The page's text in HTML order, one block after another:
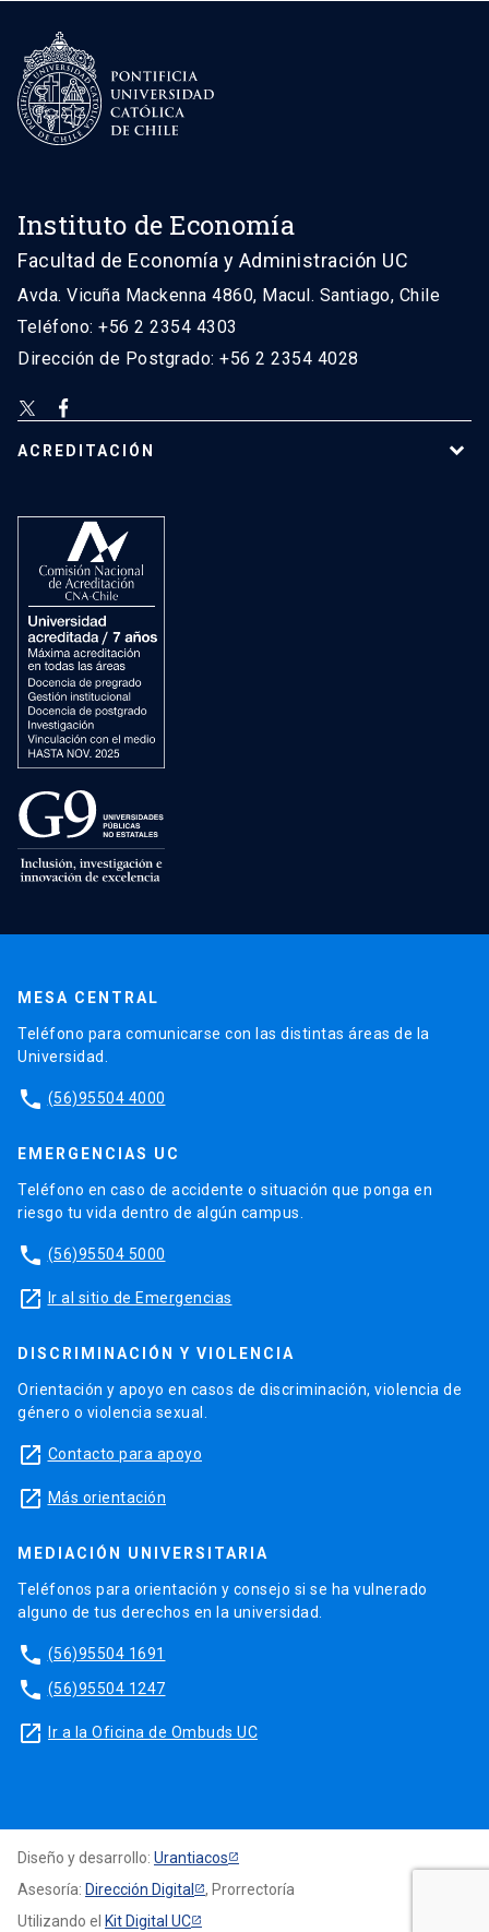
Instituto de Economía
Facultad de Economía y Administración UC
Avda. Vicuña Mackenna 4860, Macul. Santiago, Chile
Teléfono: +56 2 2354 4303
Dirección de Postgrado: +56 2 2354 4028
ACREDITACIÓN
MESA CENTRAL
Teléfono para comunicarse con las distintas áreas de la
Universidad.
phone (56)95504 4000
EMERGENCIAS UC
Teléfono en caso de accidente o situación que ponga en
riesgo tu vida dentro de algún campus.
phone (56)95504 5000
launch Ir al sitio de Emergencias
DISCRIMINACIÓN Y VIOLENCIA
Orientación y apoyo en casos de discriminación, violencia de
género o violencia sexual.
launch Contacto para apoyo
launch Más orientación
MEDIACIÓN UNIVERSITARIA
Teléfonos para orientación y consejo si se ha vulnerado
alguno de tus derechos en la universidad.
phone (56)95504 1691
phone (56)95504 1247
launch Ir a la Oficina de Ombuds UC
Diseño y desarrollo: Urantiacos
Asesoría: Dirección Digital
, Prorrectoría
Utilizando el Kit Digital UC